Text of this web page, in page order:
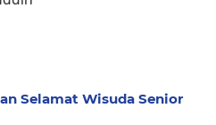
Selamat Wisuda Senior